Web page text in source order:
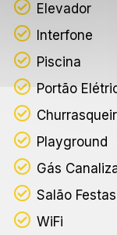
Elevador
Interfone
Piscina
Portão
Playground
Gás
Salão Festas
WiFi